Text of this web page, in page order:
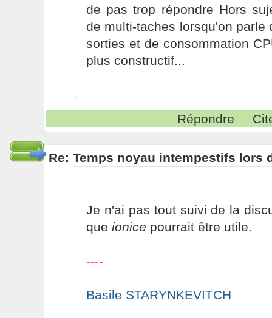
de pas trop répondre Hors
de multi-taches lorsqu'on parle
sorties et de consommation
plus constructif...
Répondre
Re: Temps noyau intempestifs lors
Je n'ai pas tout suivi de la
que ionice pourrait être utile.
----
Basile STARYNKEVITCH